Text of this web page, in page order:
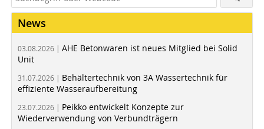
News
03.08.2026 | AHE Betonwaren ist neues Mitglied bei Solid
Unit
31.07.2026 | Behältertechnik von 3A Wassertechnik für
effiziente Wasseraufbereitung
23.07.2026 | Peikko entwickelt Konzepte zur
Wiederverwendung von Verbundträgern